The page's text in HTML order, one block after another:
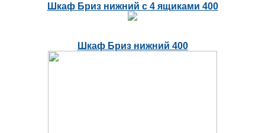
Шкаф Бриз нижний с 4 ящиками 400
Шкаф Бриз нижний 400